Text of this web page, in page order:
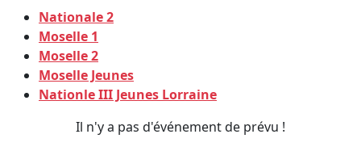
Nationale 2
Moselle 1
Moselle 2
Moselle Jeunes
Nationle III Jeunes Lorraine
Il n'y a pas d'événement de prévu !